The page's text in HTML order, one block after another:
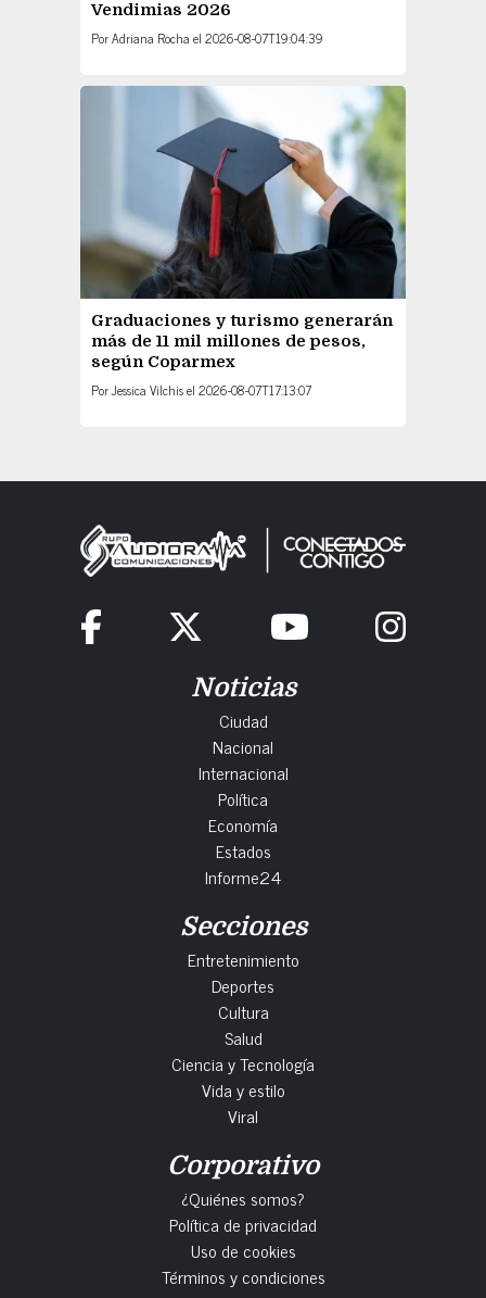
Vendimias 2026
PorAdriana Rocha el 2026-08-07T19:04:39
Graduaciones y turismo generarán
más de 11 mil millones de pesos,
según Coparmex
PorJessica Vilchisel 2026-08-07T17:13:07
Noticias
Ciudad
Nacional
Internacional
Política
Economía
Estados
Informe24
Secciones
Entretenimiento
Deportes
Cultura
Salud
Ciencia y Tecnología
Vida y estilo
Viral
Corporativo
¿Quiénes somos?
Política de privacidad
Uso de cookies
Términos y condiciones